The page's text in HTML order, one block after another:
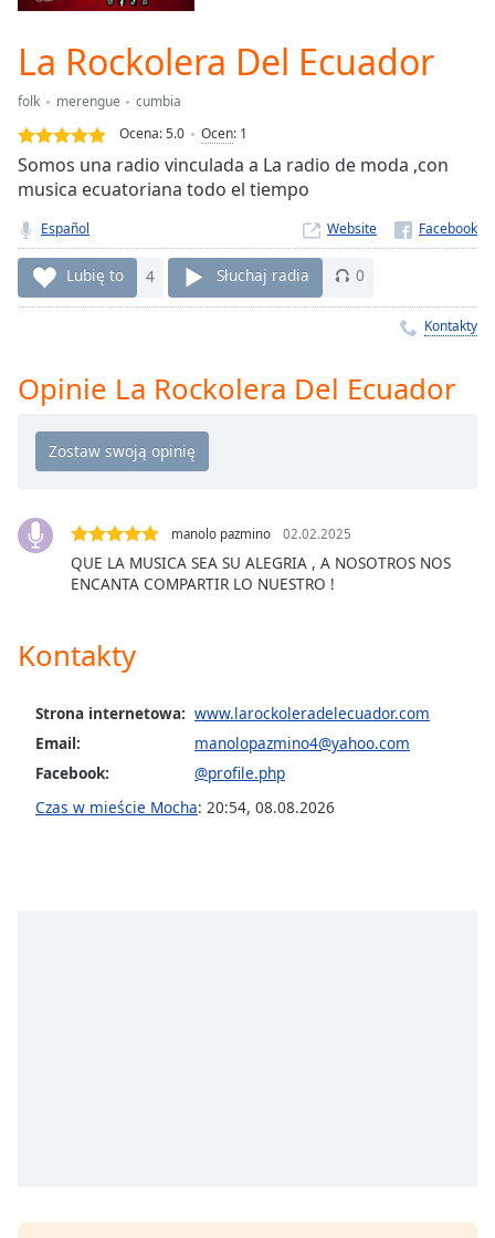
Current
Loaded:
0.00%
Stream
TypeLIVE
live,
currently
behind
LIVE
Remaining
Rate
Chapters
Descriptions
selected
subtitles
settings
subtitles
window.
La Rockolera Del Ecuador
folk merengue
cumbia
Ocena:5.0 Ocen: 1
Somos una radio vinculada a La radio de moda ,con
musica ecuatoriana todo el tiempo
Español Website
Lubię to 4 Słuchaj radia 0
Kontakty
Opinie La Rockolera Del Ecuador
manolo pazmino 02.02.2025
QUE LA MUSICA SEA SU ALEGRIA , A NOSOTROS NOS
ENCANTA COMPARTIR LO NUESTRO !
Kontakty
Strona internetowa: www.larockoleradelecuador.com
Email:
manolopazmino4@yahoo.com
Facebook:
@profile.php
Czas w mieście Mocha: 20:54, 08.08.2026